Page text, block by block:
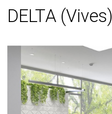
DELTA (Vives)